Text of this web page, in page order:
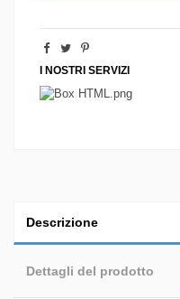
I NOSTRI SERVIZI
Descrizione
Dettagli del prodotto